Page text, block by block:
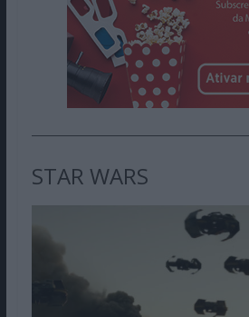
STAR WARS